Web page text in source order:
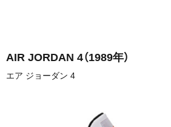
AIR JORDAN 4（1989年）
エア ジョーダン 4